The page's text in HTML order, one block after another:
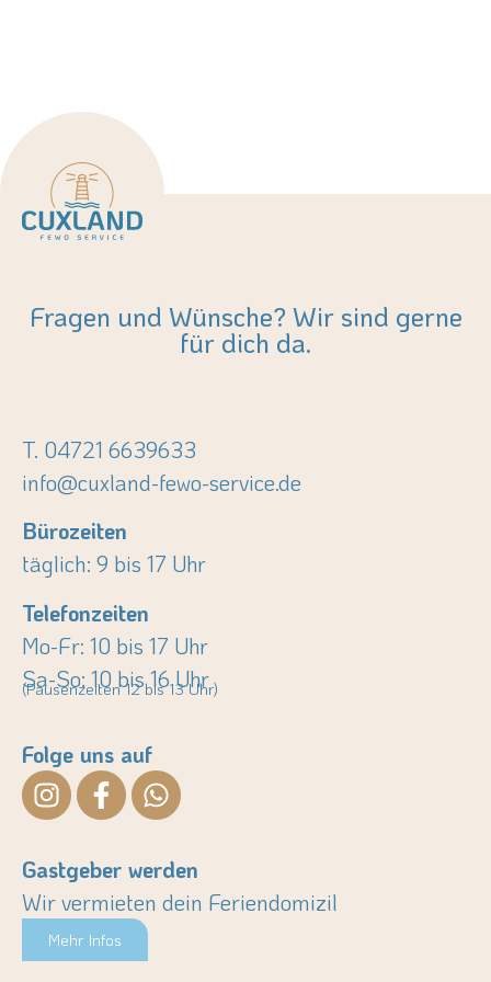
Fragen und Wünsche? Wir sind gerne
für dich da.
T. 04721 6639633
info@cuxland-fewo-service.de
Bürozeiten
täglich: 9 bis 17 Uhr
Telefonzeiten
Mo-Fr: 10 bis 17 Uhr
Sa-So: 10 bis 16 Uhr
(Pausenzeiten 12 bis 13 Uhr)
Folge uns auf
Gastgeber werden
Wir vermieten dein Feriendomizil
Mehr Infos